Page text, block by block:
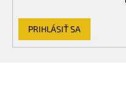
PRIHLÁSIŤ SA